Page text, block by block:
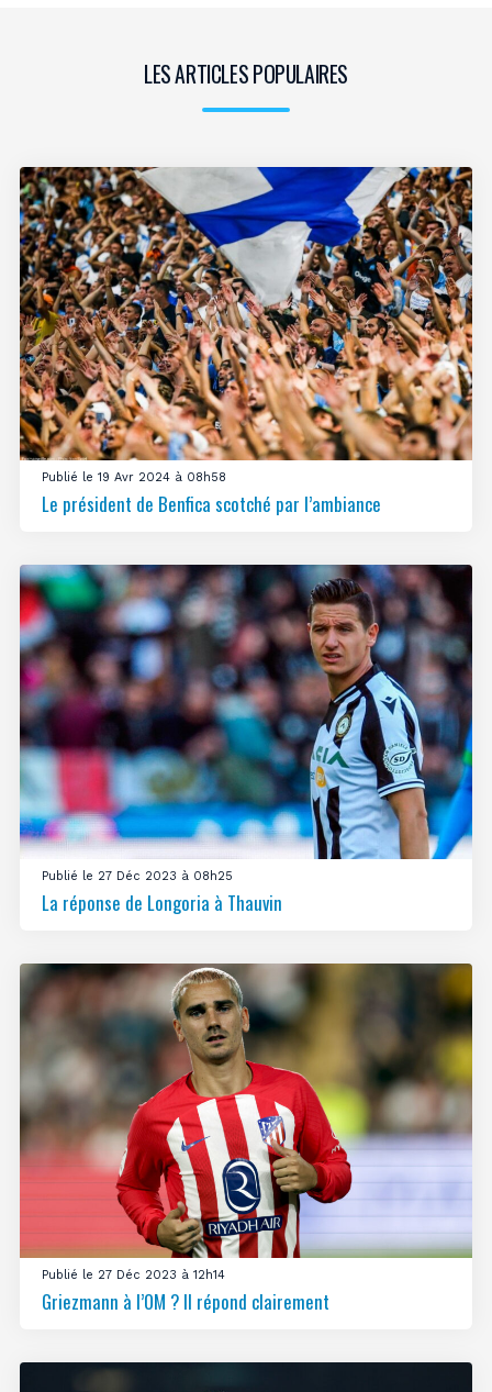
LES ARTICLES POPULAIRES
Publié le 19 Avr 2024 à 08h58
Le président de Benfica scotché par l’ambiance
Publié le 27 Déc 2023 à 08h25
La réponse de Longoria à Thauvin
Publié le 27 Déc 2023 à 12h14
Griezmann à l’OM ? Il répond clairement